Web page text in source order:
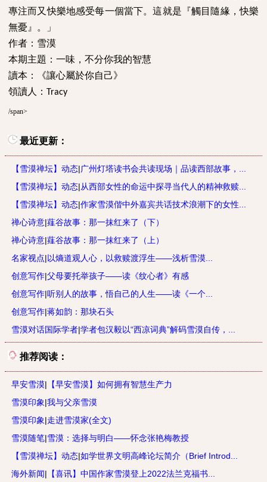
專注而又快樂地感受每一個當下。這就是『觸目隨緣，快樂
無憂』。」
作者：雪漠
本期主題： 一味，不分你我的智慧
讀本：《讓心屬於你自己》
領讀人： Tracy
/span>
最近更新：
【雪漠禅坛】动态|广州灯塔读书会共读现场｜品读西部故事，...
【雪漠禅坛】动态|从西部女性的命运中探寻当代人的精神救赎...
【雪漠禅坛】动态|作家雪漠偕中外嘉宾共话技术浪潮下的女性...
禅心诗意|薤谷故事：那一抹红来了（下）
禅心诗意|薤谷故事：那一抹红来了（上）
名家视点|以熵道观人心，以救赎渡浮生——浅析雪漠...
创意写作|父母要托举孩子——读《纹心者》有感
创意写作|听别人的故事，悟自己的人生——读《一个...
创意写作|蒋如韵：那块石头
雪漠对话国际学者|学者包汉毅以“西凉词典”解码雪漠自传，...
推荐阅读：
早安雪漠| 【早安雪漠】如何拥有智慧生产力
雪漠印象|我与父亲雪漠
雪漠印象|走进雪漠家(全文)
雪漠随笔|雪漠：选择与明白——怀念张艳梅教授
【雪漠禅坛】动态|如学世界文明高峰论坛简介（Brief Introd...
海外新闻| 【喜讯】中国作家雪漠登上2022法兰克福书...